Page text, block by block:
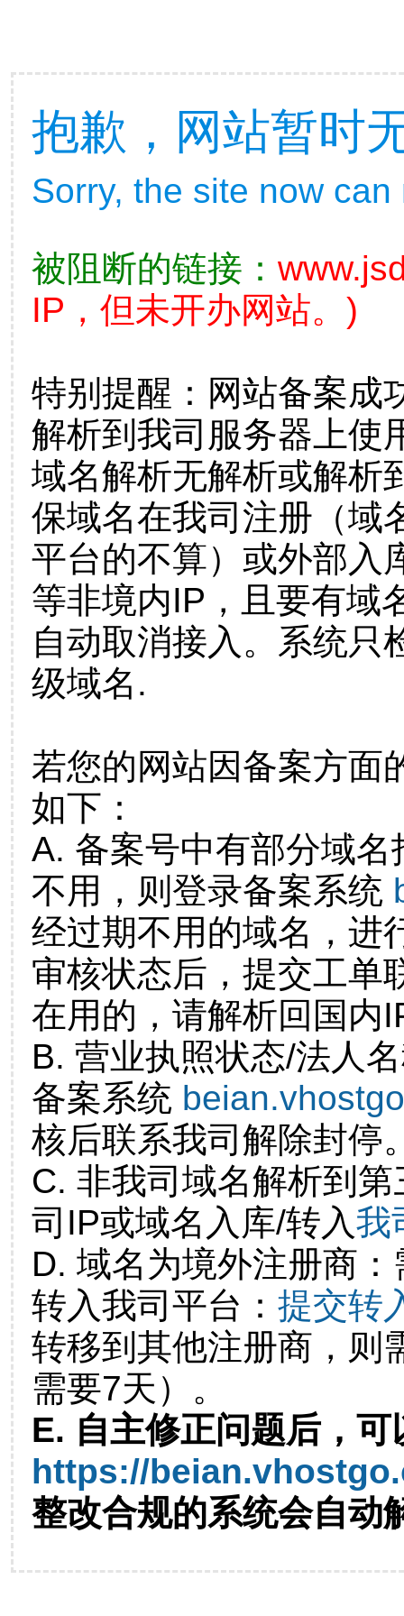
抱歉，网站暂时
Sorry, the site now
被阻断的链接：
IP，但未开办网站。)
特别提醒：网站备案成
解析到我司服务器上使
域名解析无解析或解析
保域名在我司注册（域
平台的不算）或外部入
等非境内IP，且要有域
自动取消接入。系统只
级域名.
若您的网站因备案方面
如下：
A. 备案号中有部分域
不用，则登录备案系统
经过期不用的域名，进
审核状态后，提交工单
在用的，请解析回国内
B. 营业执照状态/法人
备案系统
核后联系我司解除封停
C. 非我司域名解析到
司IP或域名入库/转入我
D. 域名为境外注册商
转入我司平台： 提交转
转移到其他注册商，则
需要7天）。
E. 自主修正问题后，可
https://
整改合规的系统会自动